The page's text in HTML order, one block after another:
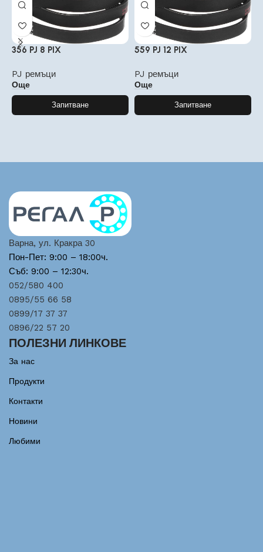
356 PJ 8 PIX
PJ ремъци
Още
Запитване
559 PJ 12 PIX
PJ ремъци
Още
Запитване
Варна, ул. Кракра 30
Пон-Пет: 9:00 – 18:00ч.
Съб: 9:00 – 12:30ч.
052/580 400
0895/55 66 58
0899/17 37 37
0896/22 57 20
ПОЛЕЗНИ ЛИНКОВЕ
За нас
Продукти
Контакти
Новини
Любими